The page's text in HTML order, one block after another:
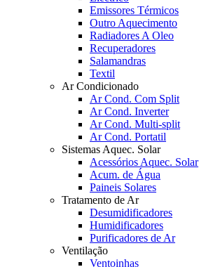
Emissores Térmicos
Outro Aquecimento
Radiadores A Oleo
Recuperadores
Salamandras
Textil
Ar Condicionado
Ar Cond. Com Split
Ar Cond. Inverter
Ar Cond. Multi-split
Ar Cond. Portatil
Sistemas Aquec. Solar
Acessórios Aquec. Solar
Acum. de Água
Paineis Solares
Tratamento de Ar
Desumidificadores
Humidificadores
Purificadores de Ar
Ventilação
Ventoinhas